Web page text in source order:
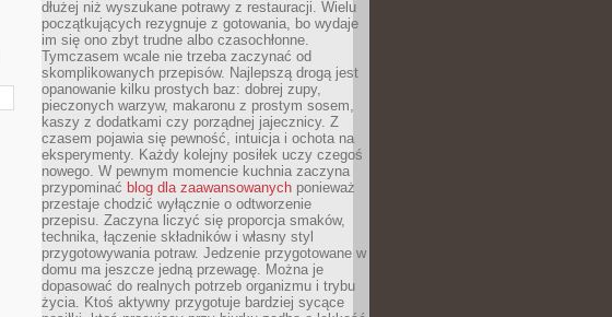
dłużej niż wyszukane potrawy z restauracji. Wielu
początkujących rezygnuje z gotowania, bo wydaje
im się ono zbyt trudne albo czasochłonne.
Tymczasem wcale nie trzeba zaczynać od
skomplikowanych przepisów. Najlepszą drogą jest
opanowanie kilku prostych baz: dobrej zupy,
pieczonych warzyw, makaronu z prostym sosem,
kaszy z dodatkami czy porządnej jajecznicy. Z
czasem pojawia się pewność, intuicja i ochota na
eksperymenty. Każdy kolejny posiłek uczy czegoś
nowego. W pewnym momencie kuchnia zaczyna
przypominać blog dla zaawansowanych ponieważ
przestaje chodzić wyłącznie o odtworzenie
przepisu. Zaczyna liczyć się proporcja smaków,
technika, łączenie składników i własny styl
przygotowywania potraw. Jedzenie przygotowane w
domu ma jeszcze jedną przewagę. Można je
dopasować do realnych potrzeb organizmu i trybu
życia. Ktoś aktywny przygotuje bardziej sycące